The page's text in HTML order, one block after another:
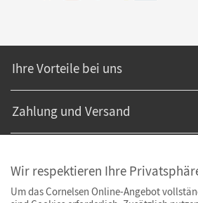
Ihre Vorteile bei uns
Zahlung und Versand
Wir respektieren Ihre
Um das Cornelsen Online-Angebot